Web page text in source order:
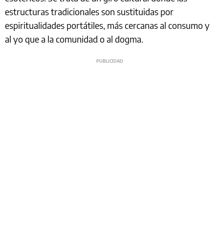
estructuras tradicionales son sustituidas por
espiritualidades portátiles, más cercanas al consumo y
al yo que a la comunidad o al dogma.